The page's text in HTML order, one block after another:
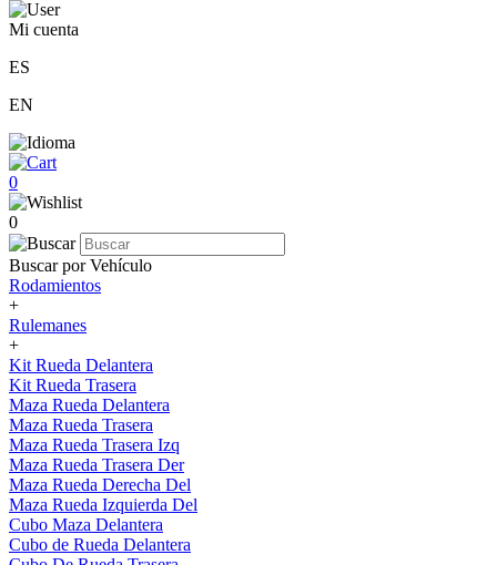
Mi cuenta
ES
EN
0
0
Buscar por Vehículo
Rodamientos
+
Rulemanes
+
Kit Rueda Delantera
Kit Rueda Trasera
Maza Rueda Delantera
Maza Rueda Trasera
Maza Rueda Trasera Izq
Maza Rueda Trasera Der
Maza Rueda Derecha Del
Maza Rueda Izquierda Del
Cubo Maza Delantera
Cubo de Rueda Delantera